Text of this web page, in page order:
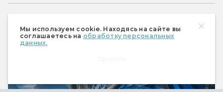
Мы используем cookie. Находясь на сайте вы
соглашаетесь на обработку персональных
данных.